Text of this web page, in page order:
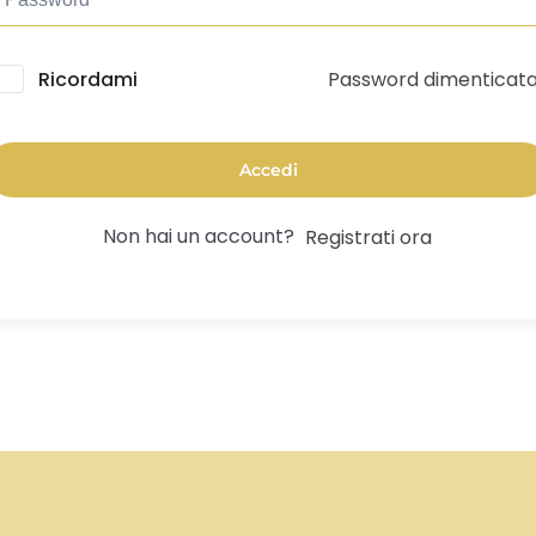
Ricordami Password
Accedi
Non hai un account? Registrati ora